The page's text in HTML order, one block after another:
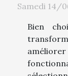
Samedi 14/
Bien